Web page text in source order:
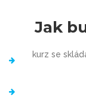
Jak
kurz se